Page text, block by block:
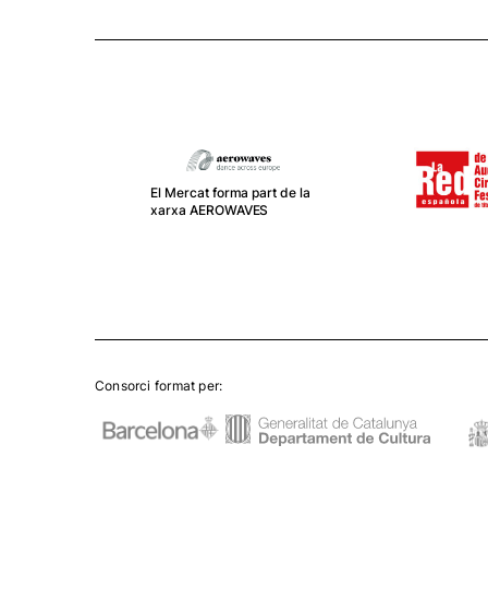
El Mercat forma part de la
xarxa AEROWAVES
Consorci format per: